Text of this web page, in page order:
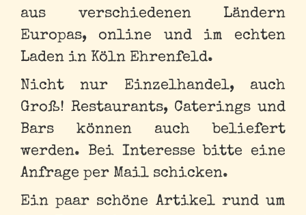
aus verschiedenen Ländern
Europas, online und im echten
Laden in Köln Ehrenfeld.
Nicht nur Einzelhandel, auch
Groß! Restaurants, Caterings und
Bars können auch beliefert
werden. Bei Interesse bitte eine
Anfrage per Mail schicken.
Ein paar schöne Artikel rund um